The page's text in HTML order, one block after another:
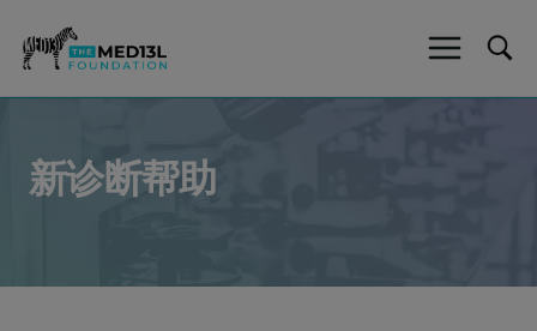
新诊断帮助